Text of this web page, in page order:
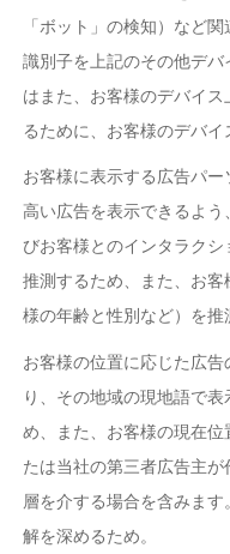
「ボット」の検知）など
識別子を上記のその他デ
はまた、お客様のデバイ
るために、お客様のデバイ
お客様に表示する広告パ
高い広告を表示できるよ
びお客様とのインタラク
推測するため、また、お
様の年齢と性別など）を推
お客様の位置に応じた広
り、その地域の現地語で
め、また、お客様の現在
たは当社の第三者広告主
層を介する場合を含みま
解を深めるため。